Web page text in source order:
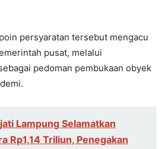
persyaratan tersebut mengacu
pusat, melalui
pedoman pembukaan obyek
Lampung Selamatkan
Rp1,14 Triliun, Penegakan